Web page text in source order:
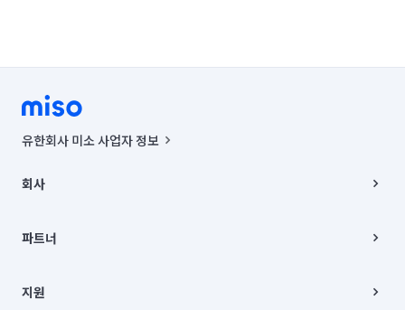
유한회사 미소 사업자 정보
00019 |
주소 | 본사: 서울특별시 종로구 율곡로 6(중학동, 트윈트리빌딩) B동 5층
컨택센터 : 서울특별시 종로구 수송동 율곡로 24, 7층, 8층 미소
상품, 상품정보, 거래에 관한 의무와 책임은 거래당사자에게 있습니다.
언론 보도 관련 문의:
회사
채용
파트너
이사
지원